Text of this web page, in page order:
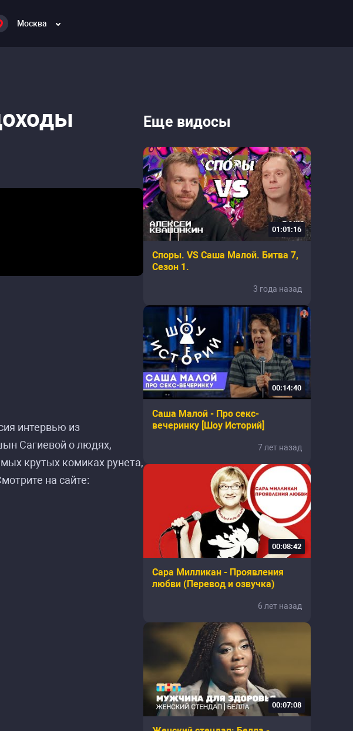
Москва
интервью из
Сагиевой о людях,
крутых комиках рунета,
на сайте:
Еще видосы
01:01:16
Споры. VS Саша Малой. Битва 7,
Сезон 1.
3 года назад
00:14:40
Саша Малой - Про секс-
вечеринку [Шоу Историй]
7 лет назад
00:08:42
Сара Милликан - Проявления
любви (Перевод и озвучка)
6 лет назад
00:07:08